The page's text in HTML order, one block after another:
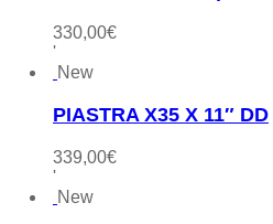
330,00€
'
New
PIASTRA X35 X 11″ DD
339,00€
'
New